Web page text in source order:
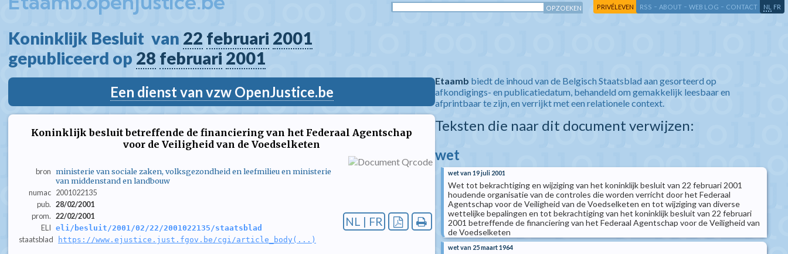
PRIVÉLEVEN RSS - ABOUT - WEB LOG - CONTACT NL FR
Koninklijk Besluit  van 22 februari 2001
gepubliceerd op 28 februari 2001
Een dienst van vzw OpenJustice.be
Koninklijk besluit betreffende de financiering van het Federaal Agentschap
voor de Veiligheid van de Voedselketen
bron ministerie van sociale zaken, volksgezondheid en leefmilieu en ministerie
van middenstand en landbouw
numac 2001022135
pub. 28/02/2001
prom. 22/02/2001
ELI eli/besluit/2001/02/22/2001022135/staatsblad
staatsblad https://www.ejustice.just.fgov.be/cgi/article_body(...)
NL | FR
Etaamb biedt de inhoud van de Belgisch Staatsblad aan gesorteerd op
afkondigings- en publicatiedatum, behandeld om gemakkelijk leesbaar en
afprintbaar te zijn, en verrijkt met een relationele context.
Teksten die naar dit document verwijzen:
wet
wet van 19 juli 2001
Wet tot bekrachtiging en wijziging van het koninklijk besluit van 22 februari 2001
houdende organisatie van de controles die worden verricht door het Federaal
Agentschap voor de Veiligheid van de Voedselketen en tot wijziging van diverse
wettelijke bepalingen en tot bekrachtiging van het koninklijk besluit van 22 februari
2001 betreffende de financiering van het Federaal Agentschap voor de Veiligheid van
de Voedselketen
wet van 25 maart 1964